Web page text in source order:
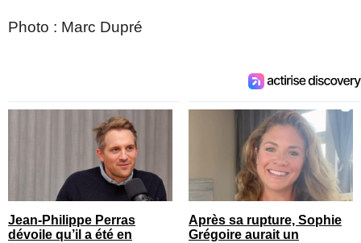
Photo : Marc Dupré
Jean-Philippe Perras
dévoile qu’il a été en
Après sa rupture, Sophie
Grégoire aurait un